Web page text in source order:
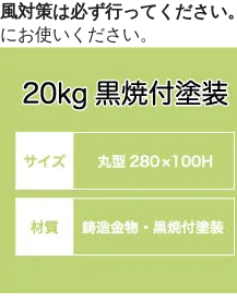
風対策は必ず行ってください。
にお使いください。